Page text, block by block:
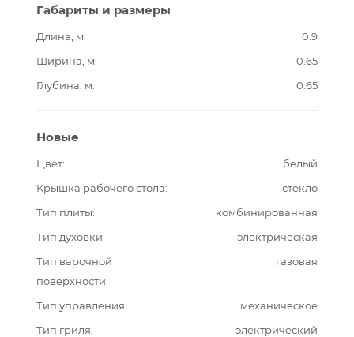
Габариты и размеры
Длина, м
0.9
Ширина, м
0.65
Глубина, м
0.65
Новые
Цвет
белый
Крышка рабочего стола
стекло
Тип плиты
комбинированная
Тип духовки
электрическая
Тип варочной
поверхности
газовая
Тип управления
механическое
Тип гриля
электрический